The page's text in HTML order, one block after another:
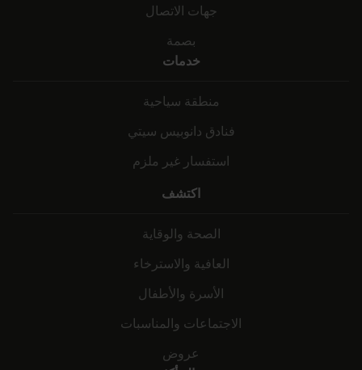
جهات الاتصال
بصمة
خدمات
منطقة سياحية
فنادق دانوبيس سيتي
استفسار غير ملزم
اكتشف
الصحة والوقاية
العافية والاسترخاء
الأسرة والأطفال
الاجتماعات والمناسبات
عروض